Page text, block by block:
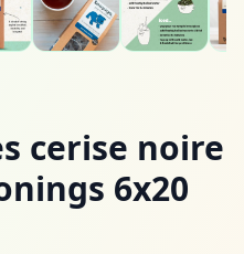
cerise noire
6x20